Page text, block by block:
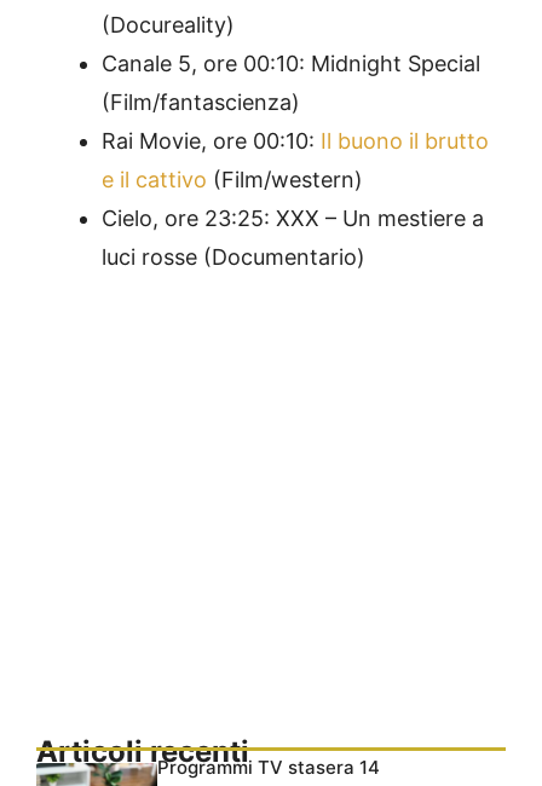
(Docureality)
Canale 5, ore 00:10: Midnight Special
(Film/fantascienza)
Rai Movie, ore 00:10: Il buono il brutto
e il cattivo (Film/western)
Cielo, ore 23:25: XXX – Un mestiere a
luci rosse (Documentario)
Articoli recentiProgrammi TV stasera 14